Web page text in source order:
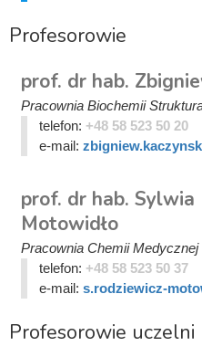
Profesorowie
prof. dr hab.
Pracownia Biochemii
telefon: +48 58 523 50 20
e-mail:
prof. dr hab. Sylwia
Motowidło
Pracownia Chemii Medycznej
telefon: +48 58 523 50 37
e-mail: s.rodziewicz-
Profesorowie uczelni